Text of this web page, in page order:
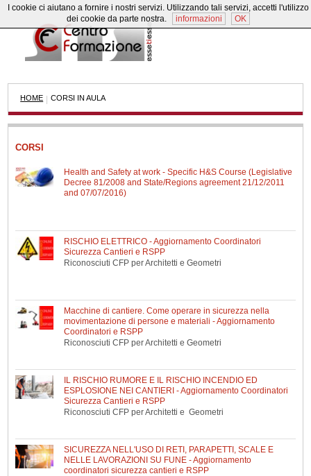
HOME CORSI IN AULA
CORSI
Health and Safety at work - Specific H&S Course (Legislative
Decree 81/2008 and State/Regions agreement 21/12/2011
and 07/07/2016)
RISCHIO ELETTRICO - Aggiornamento Coordinatori
Sicurezza Cantieri e RSPP
Riconosciuti CFP per Architetti e Geometri
Macchine di cantiere. Come operare in sicurezza nella
movimentazione di persone e materiali - Aggiornamento
Coordinatori e RSPP
Riconosciuti CFP per Architetti e Geometri
IL RISCHIO RUMORE E IL RISCHIO INCENDIO ED
ESPLOSIONE NEI CANTIERI - Aggiornamento Coordinatori
Sicurezza Cantieri e RSPP
Riconosciuti CFP per Architetti e Geometri
SICUREZZA NELL'USO DI RETI, PARAPETTI, SCALE E
NELLE LAVORAZIONI SU FUNE - Aggiornamento
coordinatori sicurezza cantieri e RSPP
I cookie ci aiutano a fornire i nostri servizi. Utilizzando tali servizi, accetti l'utilizzo
dei cookie da parte nostra.
informazioni OK